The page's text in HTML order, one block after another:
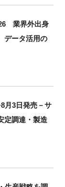
業界外出身
データ活用の
月3日発売－サ
定調達・製造